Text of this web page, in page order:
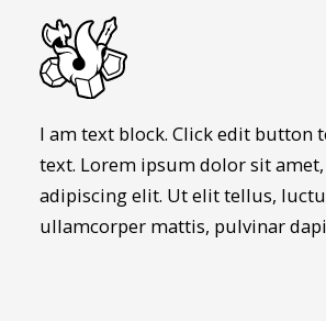
I am text block. Click edit button
text. Lorem ipsum dolor sit
adipiscing elit. Ut elit tellus,
ullamcorper mattis, pulvinar